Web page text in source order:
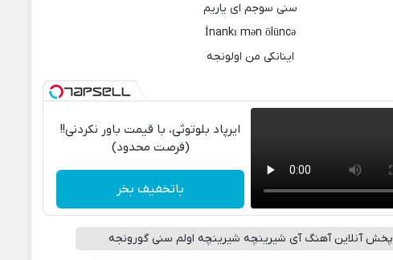
سنی سوجم ای یاریم
İnankı mən ölüncə
اینانکی من اولونجه
ایرپاد بلوتوثی، با قیمت باور نکردنی!!
(فرصت محدود)
باتخفیف بخر
پخش آنلاین آهنگ آی شیرینچه شیرینچه اولم سنی گورونجه